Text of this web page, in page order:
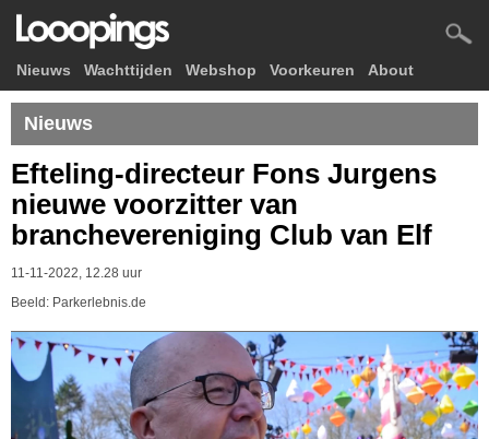
Nieuws Wachttijden Webshop Voorkeuren About
Nieuws
Efteling-directeur Fons Jurgens
nieuwe voorzitter van
branchevereniging Club van Elf
11-11-2022, 12.28 uur
Beeld: Parkerlebnis.de